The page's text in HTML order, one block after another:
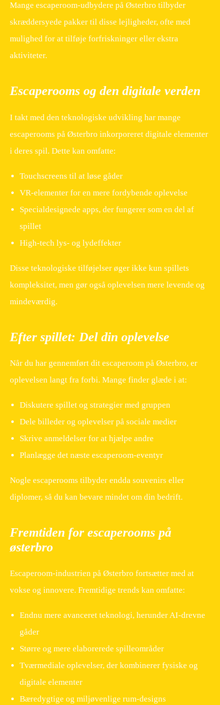
Mange escaperoom-udbydere på Østerbro tilbyder
skræddersyede pakker til disse lejligheder, ofte med
mulighed for at tilføje forfriskninger eller ekstra
aktiviteter.
Escaperooms og den digitale verden
I takt med den teknologiske udvikling har mange
escaperooms på Østerbro inkorporeret digitale elementer
i deres spil. Dette kan omfatte:
Touchscreens til at løse gåder
VR-elementer for en mere fordybende oplevelse
Specialdesignede apps, der fungerer som en del af
spillet
High-tech lys- og lydeffekter
Disse teknologiske tilføjelser øger ikke kun spillets
kompleksitet, men gør også oplevelsen mere levende og
mindeværdig.
Efter spillet: Del din oplevelse
Når du har gennemført dit escaperoom på Østerbro, er
oplevelsen langt fra forbi. Mange finder glæde i at:
Diskutere spillet og strategier med gruppen
Dele billeder og oplevelser på sociale medier
Skrive anmeldelser for at hjælpe andre
Planlægge det næste escaperoom-eventyr
Nogle escaperooms tilbyder endda souvenirs eller
diplomer, så du kan bevare mindet om din bedrift.
Fremtiden for escaperooms på
østerbro
Escaperoom-industrien på Østerbro fortsætter med at
vokse og innovere. Fremtidige trends kan omfatte:
Endnu mere avanceret teknologi, herunder AI-drevne
gåder
Større og mere elaborerede spilleområder
Tværmediale oplevelser, der kombinerer fysiske og
digitale elementer
Bæredygtige og miljøvenlige rum-designs